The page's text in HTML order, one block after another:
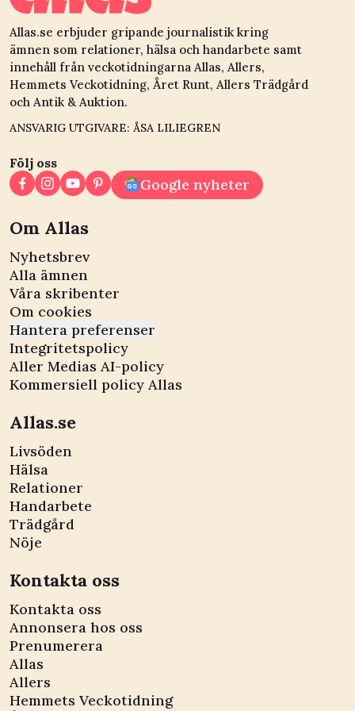
Allas.se erbjuder gripande journalistik kring
ämnen som relationer, hälsa och handarbete samt
innehåll från veckotidningarna Allas, Allers,
Hemmets Veckotidning, Året Runt, Allers Trädgård
och Antik & Auktion.
ANSVARIG UTGIVARE: ÅSA LILIEGREN
Följ oss
Google nyheter
Om Allas
Nyhetsbrev
Alla ämnen
Våra skribenter
Om cookies
Hantera preferenser
Integritetspolicy
Aller Medias AI-policy
Kommersiell policy Allas
Allas.se
Livsöden
Hälsa
Relationer
Handarbete
Trädgård
Nöje
Kontakta oss
Kontakta oss
Annonsera hos oss
Prenumerera
Allas
Allers
Hemmets Veckotidning